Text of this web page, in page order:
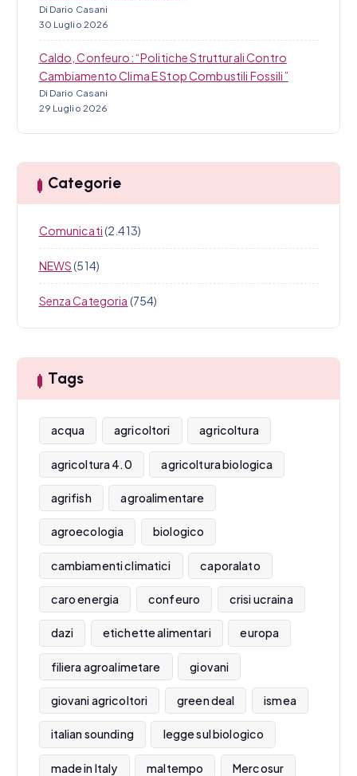
Di Dario Casani
30 Luglio 2026
Caldo, Confeuro: “Politiche Strutturali Contro
Cambiamento Clima E Stop Combustili Fossili”
Di Dario Casani
29 Luglio 2026
Categorie
Comunicati(2.413)
NEWS(514)
Senza Categoria (754)
Tags
acqua agricoltori agricoltura
agricoltura 4.0 agricoltura biologica
agrifish agroalimentare
agroecologia biologico
cambiamenti climatici caporalato
caro energia confeuro crisi ucraina
dazi etichette alimentari europa
filiera agroalimetare giovani
giovani agricoltori green deal ismea
italian sounding legge sul biologico
made in Italy maltempo Mercosur